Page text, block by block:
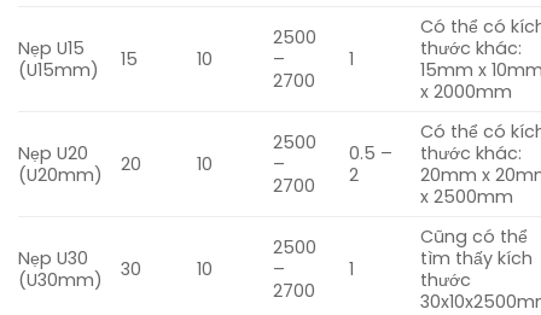
Nẹp U15
(U15mm)
15 10
2500
–
2700
1
Có thể có
thước khác:
15mm x
x 2000mm
Nẹp U20
(U20mm)
20 10
2500
–
2700
0.5 –
2
Có thể có
thước khác:
20mm x
x 2500mm
Nẹp U30
(U30mm)
30 10
2500
–
2700
1
Cũng có thể
tìm thấy kích
thước